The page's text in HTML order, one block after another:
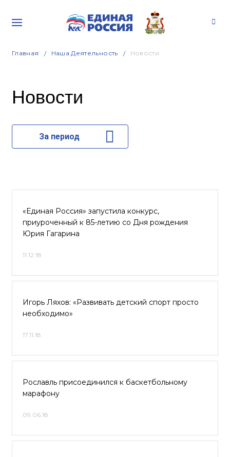
Главная Наша Деятельность Новости
Новости
За период
«Единая Россия» запустила конкурс,
приуроченный к 85-летию со Дня рождения
Юрия Гагарина
11.12.18
Игорь Ляхов: «Развивать детский спорт просто
необходимо»
17.11.18
Рославль присоединился к баскетбольному
марафону
09.06.18